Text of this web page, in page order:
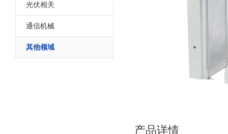
光伏相关
通信机械
其他领域
产品详情